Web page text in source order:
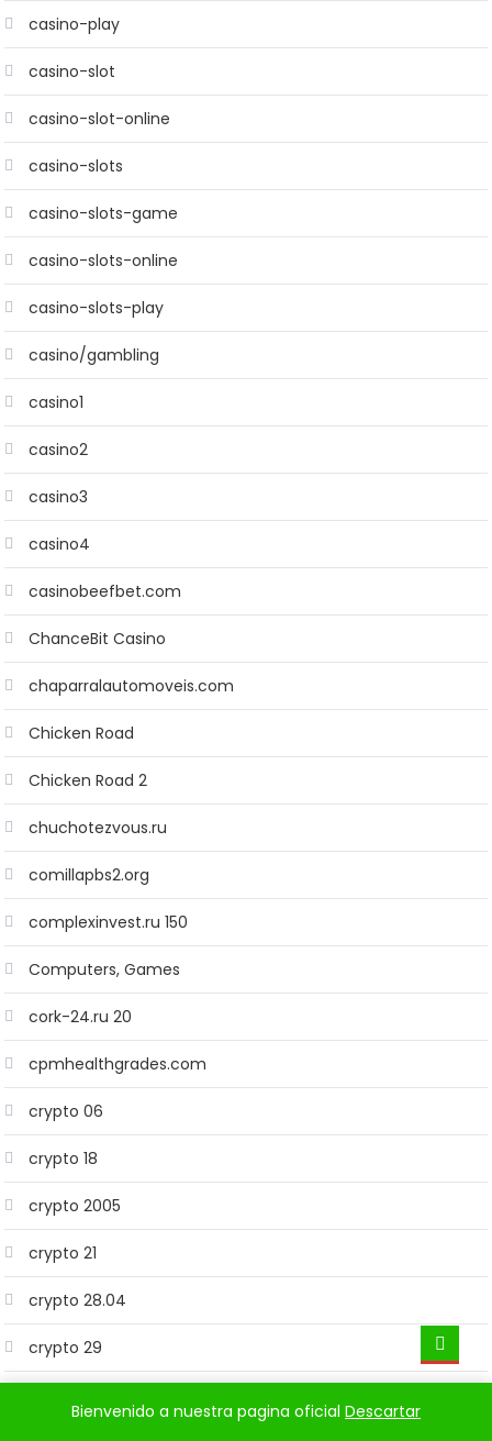
casino-play
casino-slot
casino-slot-online
casino-slots
casino-slots-game
casino-slots-online
casino-slots-play
casino/gambling
casino1
casino2
casino3
casino4
casinobeefbet.com
ChanceBit Casino
chaparralautomoveis.com
Chicken Road
Chicken Road 2
chuchotezvous.ru
comillapbs2.org
complexinvest.ru 150
Computers, Games
cork-24.ru 20
cpmhealthgrades.com
crypto 06
crypto 18
crypto 2005
crypto 21
crypto 28.04
crypto 29
Bienvenido a nuestra pagina oficial Descartar